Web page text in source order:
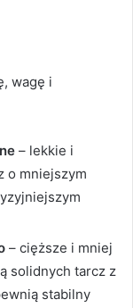
wagę i
– lekkie i
o mniejszym
– cięższe i mniej
solidnych tarcz z
stabilny